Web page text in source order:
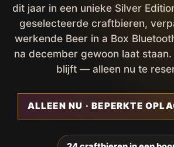
dit jaar in een unieke Silver
geselecteerde craftbieren,
werkende Beer in a Box
na december gewoon laat
blijft — alleen nu te
ALLEEN NU · BEPERKTE